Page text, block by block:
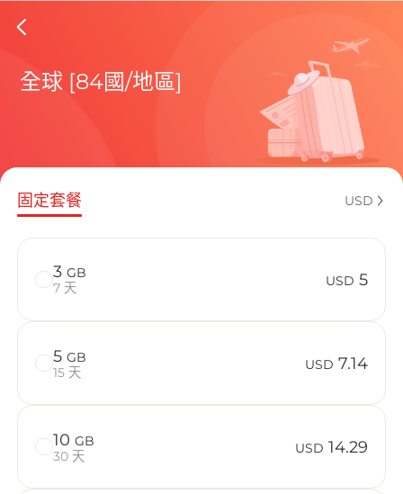
Aland
包含目前
如何享受
在 Aland
全球 [84國/地區]
固定套餐 USD
3 GB
7 天
USD 5
5 GB
15 天
USD 7.14
10 GB
30 天
USD 14.29